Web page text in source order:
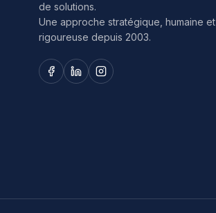
de solutions.
Une approche stratégique, humaine et
rigoureuse depuis 2003.